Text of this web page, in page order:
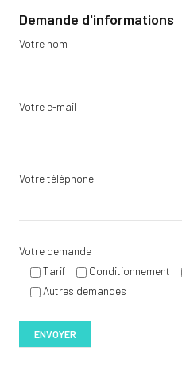
Demande d'informations
Votre nom
Votre e-mail
Votre téléphone
Votre demande
Tarif
Conditionnement
Autres demandes